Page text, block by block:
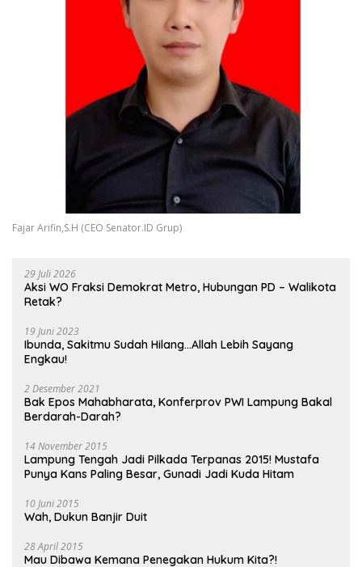
Fajar Arifin,S.H (CEO Senator.ID Grup)
29 Juli 2026
Aksi WO Fraksi Demokrat Metro, Hubungan PD – Walikota
Retak?
19 Juni 2023
Ibunda, Sakitmu Sudah Hilang…Allah Lebih Sayang
Engkau!
2 Desember 2021
Bak Epos Mahabharata, Konferprov PWI Lampung Bakal
Berdarah-Darah?
14 November 2015
Lampung Tengah Jadi Pilkada Terpanas 2015! Mustafa
Punya Kans Paling Besar, Gunadi Jadi Kuda Hitam
10 Juni 2015
Wah, Dukun Banjir Duit
28 April 2015
Mau Dibawa Kemana Penegakan Hukum Kita?!